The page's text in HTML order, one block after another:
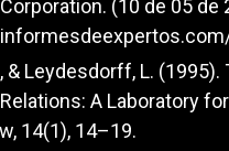
Corporation. (10 de 05
& Leydesdorff, L.
A Laboratory
14(1), 14–19.